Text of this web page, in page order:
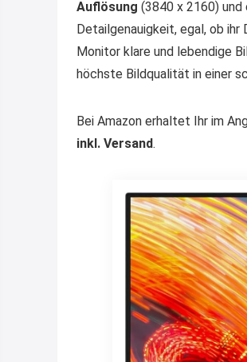
Auflösung (3840 x 2160)
Detailgenauigkeit, egal, ob
Monitor klare und lebendige
höchste Bildqualität in einer
Bei Amazon erhaltet Ihr im
inkl. Versand.